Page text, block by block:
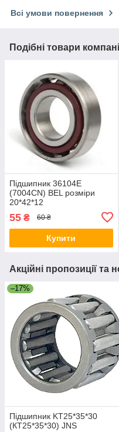
Всі умови повернення
Подібні товари
Підшипник 36104Е
(7004CN) BEL розміри
20*42*12
55 ₴ 60 ₴
Купити
Акційні пропозиції та
–17%
Підшипник KT25*35*30
(КТ25*35*30) JNS